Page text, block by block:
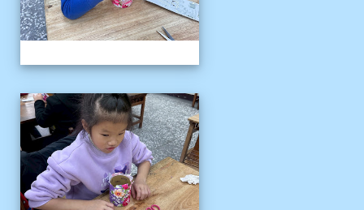
客語冬令營